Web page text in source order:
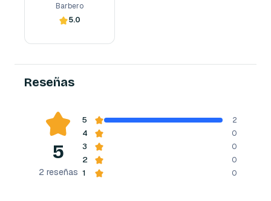
Barbero
5.0
Reseñas
5
2 reseñas
5 2
4 0
3 0
2 0
1 0